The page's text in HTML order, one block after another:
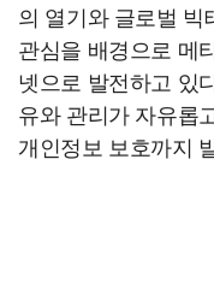
의 열기와 글로벌 빅
관심을 배경으로 메
넷으로 발전하고 있
유와 관리가 자유롭
개인정보 보호까지